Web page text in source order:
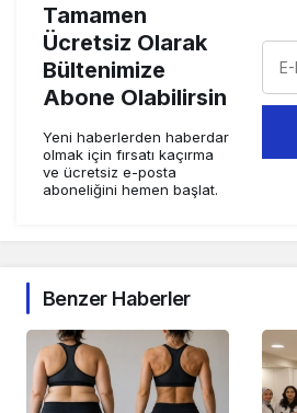
Tamamen
Ücretsiz Olarak
Bültenimize
Abone Olabilirsin
Yeni haberlerden haberdar
olmak için fırsatı kaçırma
ve ücretsiz e-posta
aboneliğini hemen başlat.
Benzer Haberler